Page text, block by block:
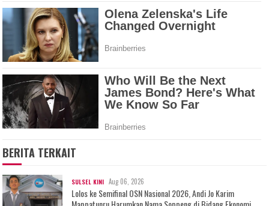
BERITA TERKAIT
SULSEL KINI Aug 06, 2026
Lolos ke Semifinal OSN Nasional 2026, Andi Jo Karim